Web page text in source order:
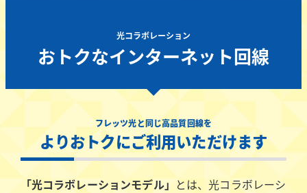
光コラボレーション
おトクなインターネット回線
フレッツ光と同じ高品質回線を
よりおトクにご利用いただけます
「光コラボレーションモデル」 とは、光コラボレーシ